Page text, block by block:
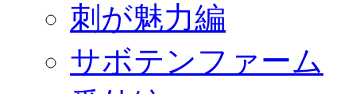
刺が魅力編
サボテンファーム